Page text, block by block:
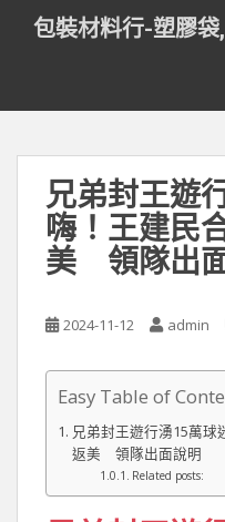
t
包裝材料行-塑膠
兄弟封王遊
嗨！王建民
美 領隊出
2024-11-12 admin
Easy Table of
兄弟封王遊行湧15萬球
返美 領隊出面說明
Related posts: